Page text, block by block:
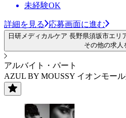
未経験OK
詳細を見る 応募画面に進む
日研メディカルケア 長野県須坂市エ
その他の求人
アルバイト・パート
AZUL BY MOUSSY イオンモー